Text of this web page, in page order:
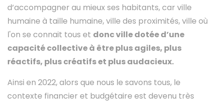
d’accompagner au mieux ses habitants, car ville
humaine à taille humaine, ville des proximités, ville où
l'on se connait tous et donc ville dotée d’une
capacité collective à être plus agiles, plus
réactifs, plus créatifs et plus audacieux.
Ainsi en 2022, alors que nous le savons tous, le
contexte financier et budgétaire est devenu très